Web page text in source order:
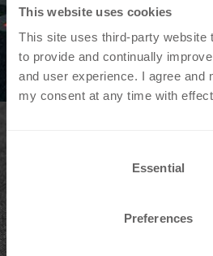
This website uses cookies
This site uses third-party website
to provide and continually
and user experience. I agree and
my consent at any time with
s
e
Essential
Preferences